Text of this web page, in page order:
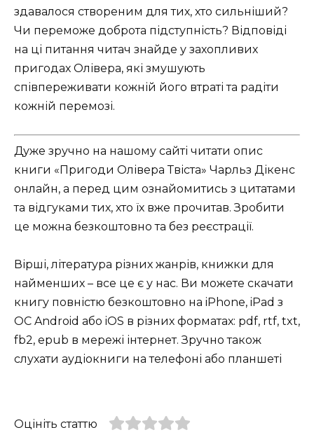
здавалося створеним для тих, хто сильніший?
Чи переможе доброта підступність? Відповіді
на ці питання читач знайде у захопливих
пригодах Олівера, які змушують
співпереживати кожній його втраті та радіти
кожній перемозі.
Дуже зручно на нашому сайті читати опис
книги «Пригоди Олівера Твіста» Чарльз Дікенс
онлайн, а перед цим ознайомитись з цитатами
та відгуками тих, хто їх вже прочитав. Зробити
це можна безкоштовно та без реєстрації.
Вірші, література різних жанрів, книжки для
найменших – все це є у нас. Ви можете скачати
книгу повністю безкоштовно на iPhone, iPad з
ОС Android або iOS в різних форматах: pdf, rtf, txt,
fb2, epub в мережі інтернет. Зручно також
слухати аудіокниги на телефоні або планшеті
Оцініть статтю